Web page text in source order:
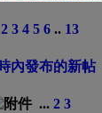
2 3 4 5 6 .. 13
... 2 3